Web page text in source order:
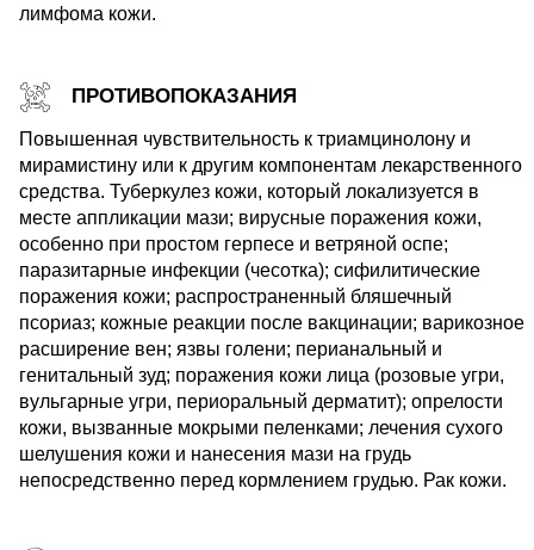
лимфома кожи.
ПРОТИВОПОКАЗАНИЯ
Повышенная чувствительность к триамцинолону и
мирамистину или к другим компонентам лекарственного
средства. Туберкулез кожи, который локализуется в
месте аппликации мази; вирусные поражения кожи,
особенно при простом герпесе и ветряной оспе;
паразитарные инфекции (чесотка); сифилитические
поражения кожи; распространенный бляшечный
псориаз; кожные реакции после вакцинации; варикозное
расширение вен; язвы голени; перианальный и
генитальный зуд; поражения кожи лица (розовые угри,
вульгарные угри, периоральный дерматит); опрелости
кожи, вызванные мокрыми пеленками; лечения сухого
шелушения кожи и нанесения мази на грудь
непосредственно перед кормлением грудью. Рак кожи.